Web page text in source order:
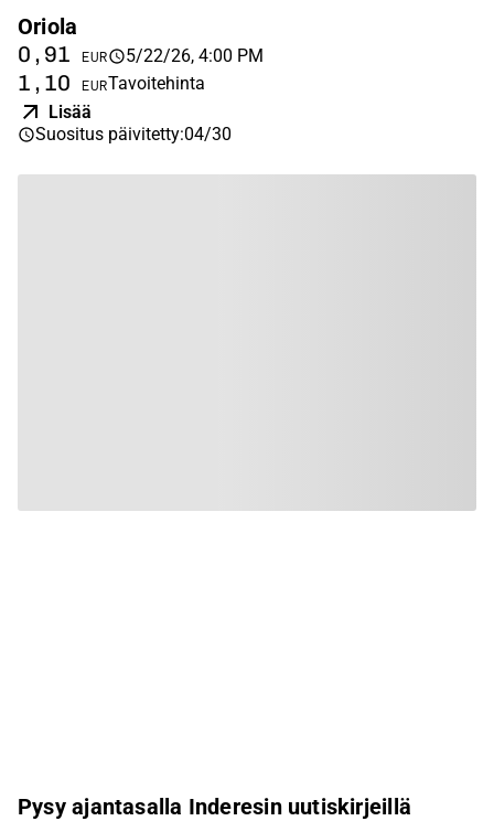
Oriola
0,91 EUR 5/22/26, 4:00 PM
1,10 EURTavoitehinta
Lisää
Suositus päivitetty:04/30
Pysy ajantasalla Inderesin uutiskirjeillä